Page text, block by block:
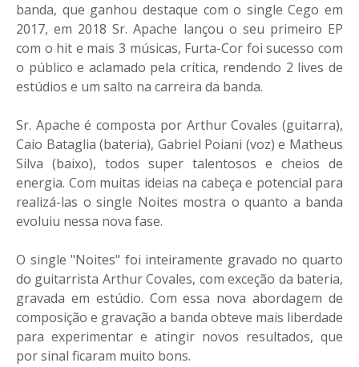
banda, que ganhou destaque com o single Cego em
2017, em 2018 Sr. Apache lançou o seu primeiro EP
com o hit e mais 3 músicas, Furta-Cor foi sucesso com
o público e aclamado pela crítica, rendendo 2 lives de
estúdios e um salto na carreira da banda.
Sr. Apache é composta por Arthur Covales (guitarra),
Caio Bataglia (bateria), Gabriel Poiani (voz) e Matheus
Silva (baixo), todos super talentosos e cheios de
energia. Com muitas ideias na cabeça e potencial para
realizá-las o single Noites mostra o quanto a banda
evoluiu nessa nova fase.
O single "Noites" foi inteiramente gravado no quarto
do guitarrista Arthur Covales, com exceção da bateria,
gravada em estúdio. Com essa nova abordagem de
composição e gravação a banda obteve mais liberdade
para experimentar e atingir novos resultados, que
por sinal ficaram muito bons.